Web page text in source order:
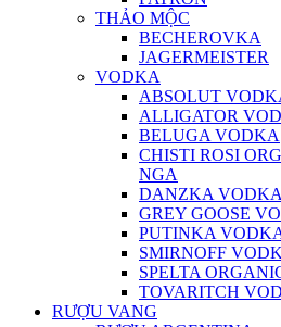
THẢO MỘC
BECHEROVKA
JAGERMEISTER
VODKA
ABSOLUT
ALLIGATOR
BELUGA VODKA
CHISTI ROSI
NGA
DANZKA VODKA
GREY GOOSE
PUTINKA
SMIRNOFF
SPELTA
TOVARITCH
RƯỢU VANG